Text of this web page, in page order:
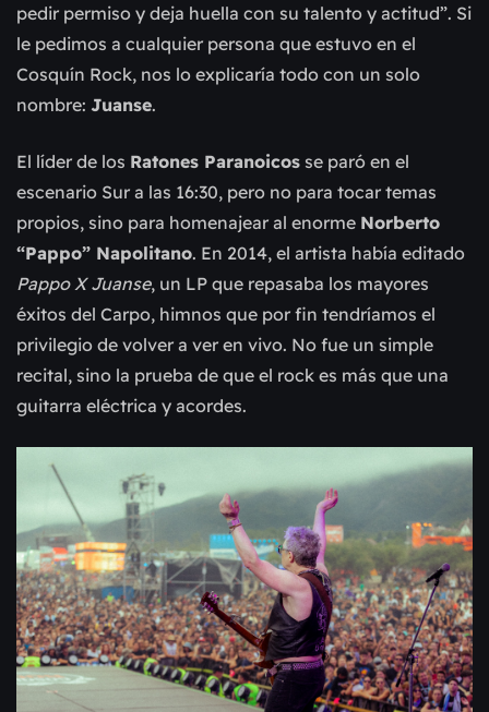
pedir permiso y deja huella con su talento y actitud”. Si
le pedimos a cualquier persona que estuvo en el
Cosquín Rock, nos lo explicaría todo con un solo
nombre: Juanse.
El líder de los Ratones Paranoicos se paró en el
escenario Sur a las 16:30, pero no para tocar temas
propios, sino para homenajear al enorme Norberto
“Pappo” Napolitano. En 2014, el artista había editado
Pappo X Juanse, un LP que repasaba los mayores
éxitos del Carpo, himnos que por fin tendríamos el
privilegio de volver a ver en vivo. No fue un simple
recital, sino la prueba de que el rock es más que una
guitarra eléctrica y acordes.